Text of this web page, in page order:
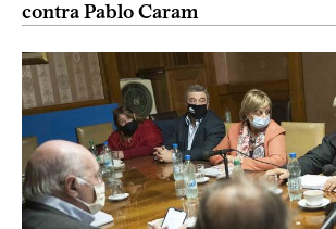
contra Pablo Caram